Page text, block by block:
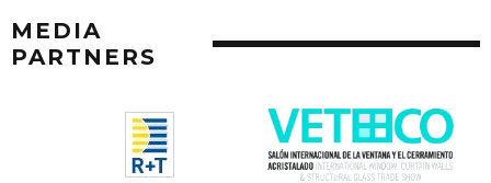
MEDIA
PARTNERS